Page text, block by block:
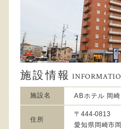
施設情報
施設名 ABホテル 岡崎
住所
〒444-0813
愛知県岡崎市